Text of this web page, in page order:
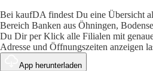
Bei kaufDA findest Du eine Übersicht
Bereich Banken aus Öhningen,
Du Dir per Klick alle Filialen mit
Adresse und Öffnungszeiten anzeigen
App herunterladen